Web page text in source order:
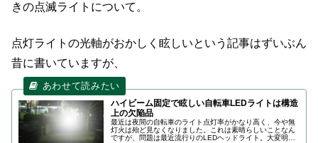
きの点滅ライトについて。
点灯ライトの光軸がおかしく眩しいという記事はずいぶん
昔に書いていますが、
ハイビーム固定で眩しい自転車LEDライトは構造
上の欠陥品
最近は夜間の自転車のライト点灯率がかなり高く、今や無
灯火は殆ど見なくなりました。これは素晴らしいことなん
ですが、問題は最近流行りのLEDヘッドライト。大変明る